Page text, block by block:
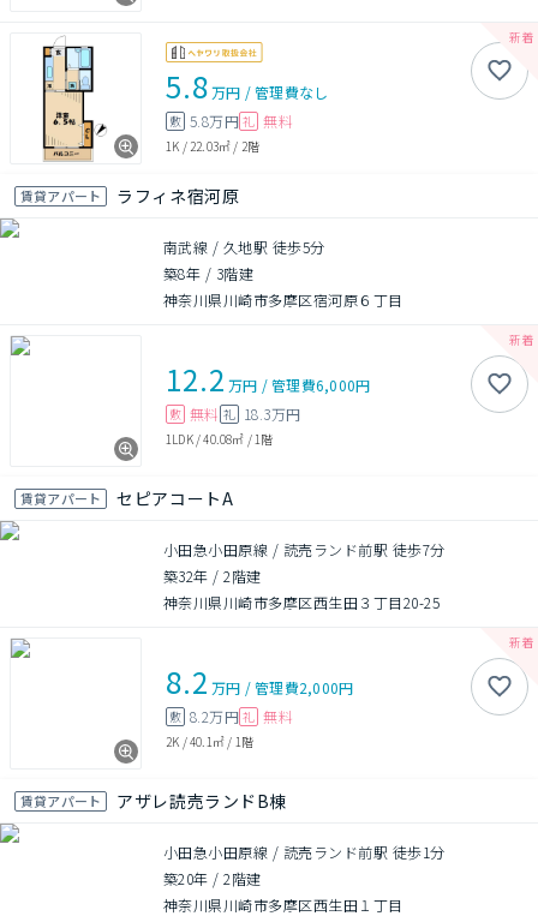
5.8万円 /管理費なし
敷 5.8万円 礼 無料
1K /22.03㎡ / 2階
賃貸アパート ラフィネ宿河原
南武線 / 久地駅 徒歩5分
築8年 / 3階建
神奈川県川崎市多摩区宿河原６丁目
12.2 万円 /管理費6,000円
敷 無料 礼 18.3万円
1LDK/40.08㎡ / 1階
賃貸アパート セピアコートA
小田急小田原線 / 読売ランド前駅 徒歩7分
築32年 /2階建
神奈川県川崎市多摩区西生田３丁目20-25
8.2 万円 /管理費2,000円
敷 8.2万円 礼 無料
2K /40.1㎡ / 1階
賃貸アパート アザレ読売ランドB棟
小田急小田原線 / 読売ランド前駅 徒歩1分
築20年 /2階建
神奈川県川崎市多摩区西生田１丁目